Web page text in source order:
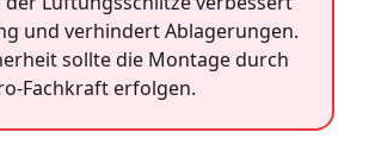
und verhindert Ablagerungen.
sollte die Montage durch
erfolgen.